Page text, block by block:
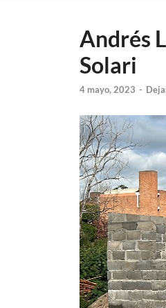
Andrés
Solari
4 mayo, 2023 -